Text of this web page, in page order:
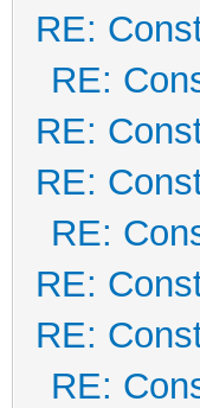
RE:
RE:
RE:
RE:
RE:
RE:
RE:
RE: